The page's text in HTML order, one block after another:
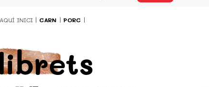
INICI CARN PORC